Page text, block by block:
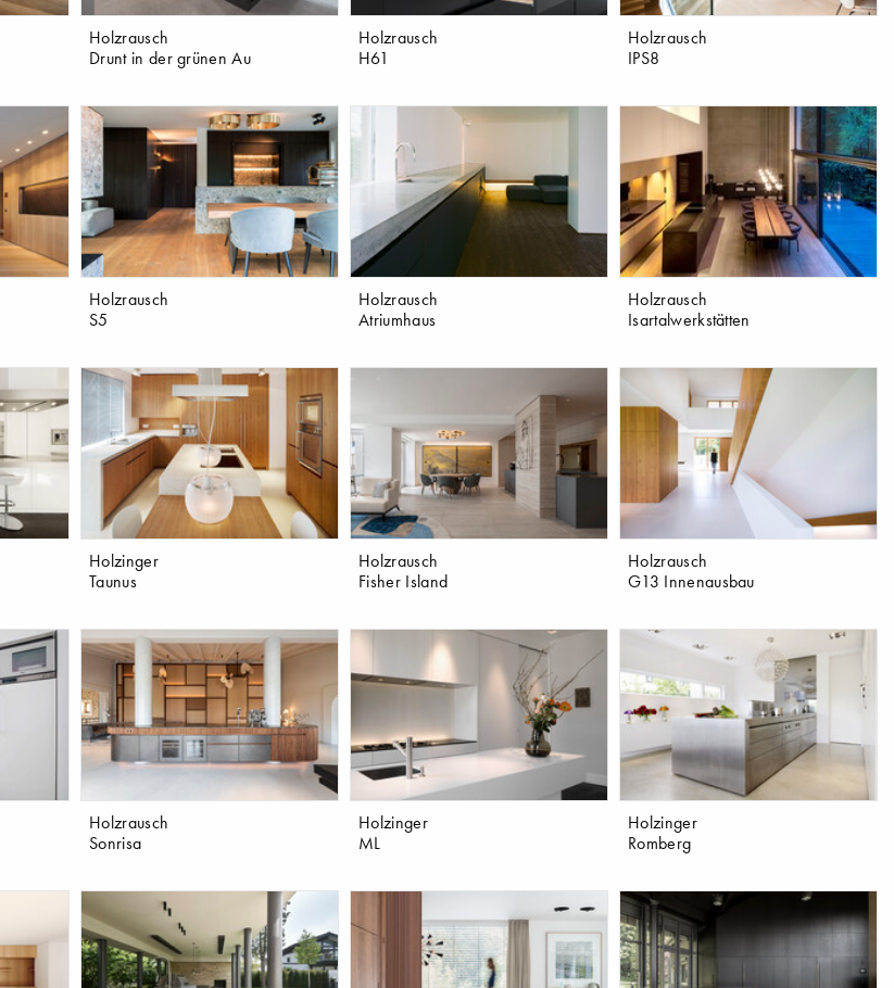
Holzrausch
Drunt in der grünen Au
Holzrausch
H61
Holzrausch
IPS8
Holzrausch
S5
Holzrausch
Atriumhaus
Holzrausch
Isartalwerkstätten
Holzinger
Taunus
Holzrausch
Fisher Island
Holzrausch
G13 Innenausbau
Holzrausch
Sonrisa
Holzinger
ML
Holzinger
Romberg